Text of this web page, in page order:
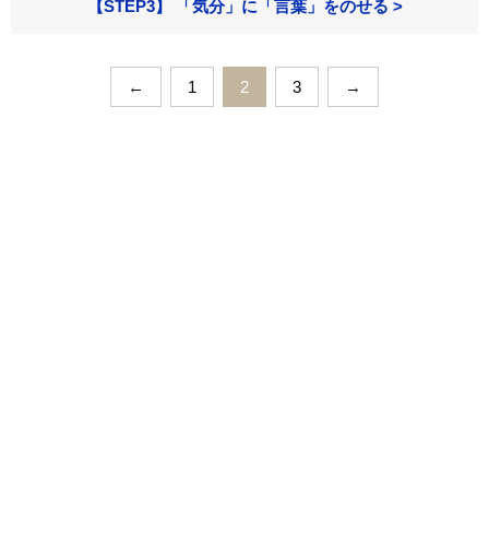
【STEP3】 「気分」に「言葉」をのせる >
← 1 2 3 →